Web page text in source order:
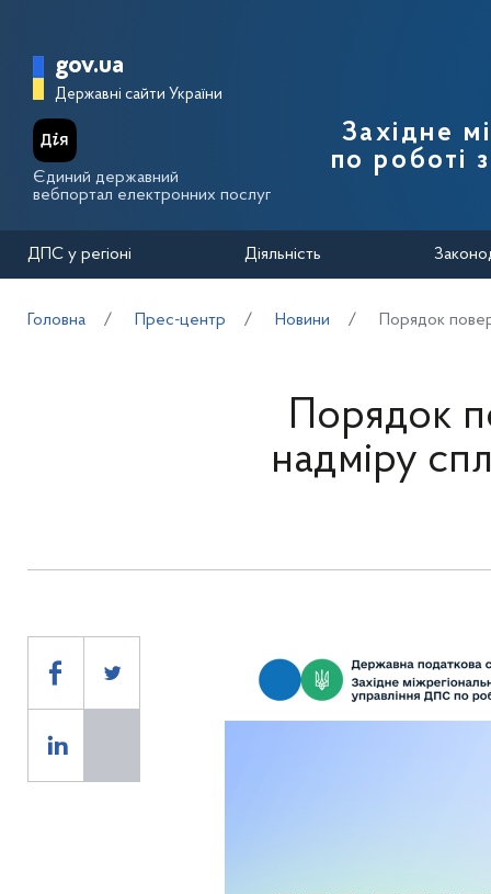
Головна сторінка Державної
gov.ua
Державні сайти України
Єдиний державний
вебпортал електронних послуг
Західне
по роботі
ДПС у регіоні Діяльність
Головна Прес-центр Новини Порядок
Порядок
надміру